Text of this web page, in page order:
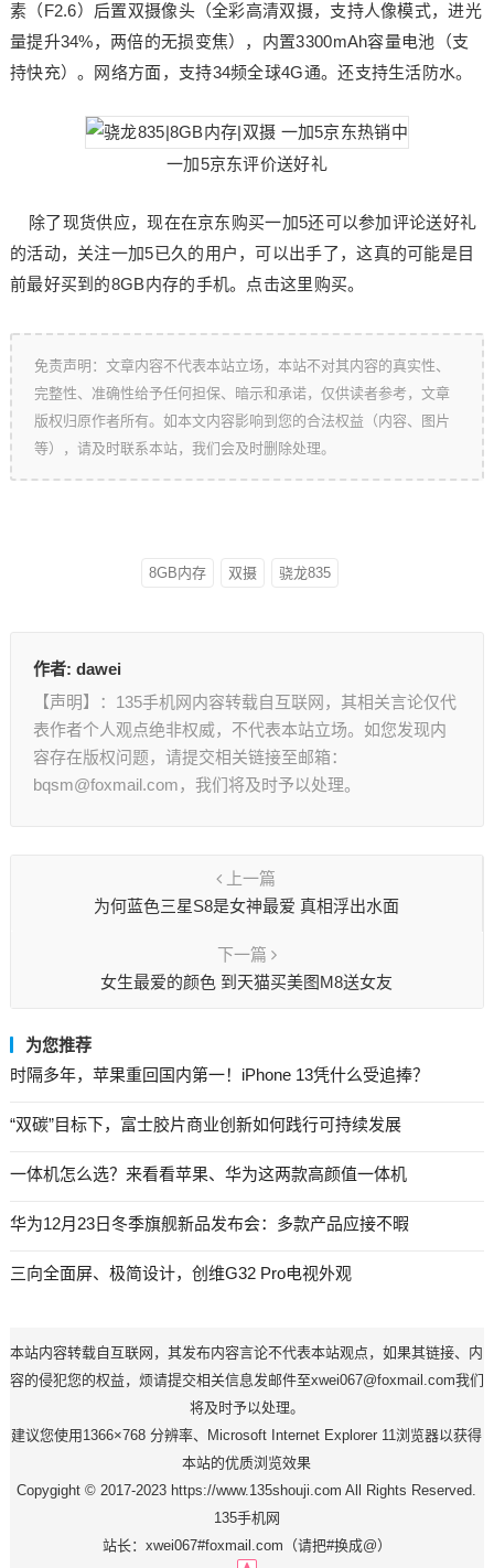
素（F2.6）后置双摄像头（全彩高清双摄，支持人像模式，进光
量提升34%，两倍的无损变焦），内置3300mAh容量电池（支
持快充）。网络方面，支持34频全球4G通。还支持生活防水。
一加5京东评价送好礼
除了现货供应，现在在京东购买一加5还可以参加评论送好礼
的活动，关注一加5已久的用户，可以出手了，这真的可能是目
前最好买到的8GB内存的手机。点击这里购买。
免责声明：文章内容不代表本站立场，本站不对其内容的真实性、
完整性、准确性给予任何担保、暗示和承诺，仅供读者参考，文章
版权归原作者所有。如本文内容影响到您的合法权益（内容、图片
等），请及时联系本站，我们会及时删除处理。
8GB内存 双摄 骁龙835
作者: dawei
【声明】：135手机网内容转载自互联网，其相关言论仅代
表作者个人观点绝非权威，不代表本站立场。如您发现内
容存在版权问题，请提交相关链接至邮箱：
bqsm@foxmail.com，我们将及时予以处理。
上一篇
为何蓝色三星S8是女神最爱 真相浮出水面
下一篇
女生最爱的颜色 到天猫买美图M8送女友
为您推荐
时隔多年，苹果重回国内第一！iPhone 13凭什么受追捧？
“双碳”目标下，富士胶片商业创新如何践行可持续发展
一体机怎么选？来看看苹果、华为这两款高颜值一体机
华为12月23日冬季旗舰新品发布会：多款产品应接不暇
三向全面屏、极简设计，创维G32 Pro电视外观
本站内容转载自互联网，其发布内容言论不代表本站观点，如果其链接、内
容的侵犯您的权益，烦请提交相关信息发邮件至xwei067@foxmail.com我们
将及时予以处理。
建议您使用1366×768 分辨率、Microsoft Internet Explorer 11浏览器以获得
本站的优质浏览效果
Copygight © 2017-2023 https://www.135shouji.com All Rights Reserved.
135手机网
站长：xwei067#foxmail.com（请把#换成@）